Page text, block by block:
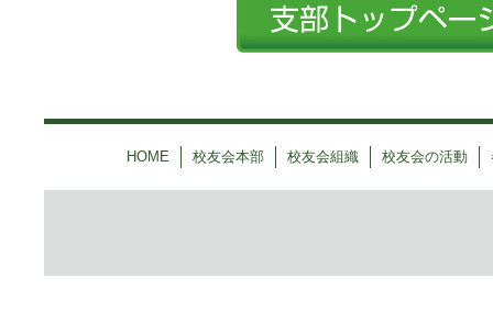
HOME 校友会本部 校友会組織 校友会の活動